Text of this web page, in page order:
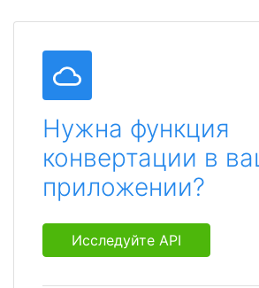
Нужна функция
конвертации в
приложении?
Исследуйте API